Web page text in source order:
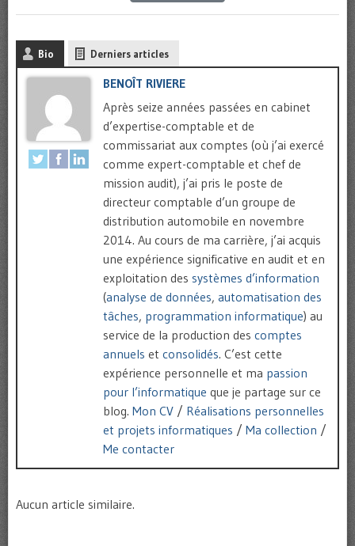
Bio Derniers articles
BENOÎT RIVIERE
Après seize années passées en cabinet
d’expertise-comptable et de
commissariat aux comptes (où j’ai exercé
comme expert-comptable et chef de
mission audit), j’ai pris le poste de
directeur comptable d’un groupe de
distribution automobile en novembre
2014. Au cours de ma carrière, j’ai acquis
une expérience significative en audit et en
exploitation des systèmes d’information
(analyse de données, automatisation des
tâches, programmation informatique) au
service de la production des comptes
annuels et consolidés. C’est cette
expérience personnelle et ma passion
pour l’informatique que je partage sur ce
blog. Mon CV / Réalisations personnelles
et projets informatiques / Ma collection /
Me contacter
Aucun article similaire.